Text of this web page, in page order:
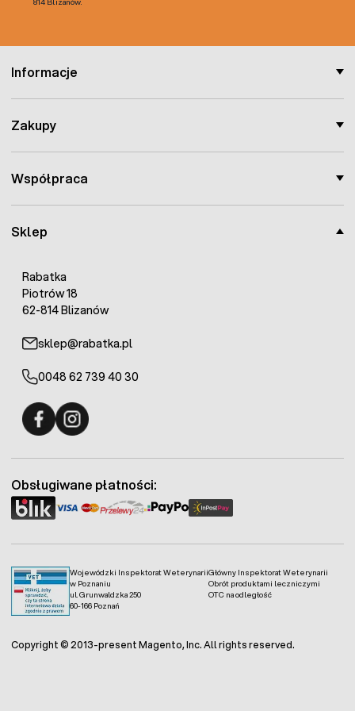
Sklep
Rabatka
Piotrów 18
62-814 Blizanów
sklep@rabatka.pl
0048 62 739 40 30
Informacje
Zakupy
Współpraca
Wojewódzki Inspektorat Weterynarii
w Poznaniu
ul. Grunwaldzka 250
60-166 Poznań
Główny Inspektorat Weterynarii
Obrót produktami leczniczymi
OTC na odległość
Obsługiwane płatności:
Copyright © 2013-present Magento, Inc. All rights reserved.